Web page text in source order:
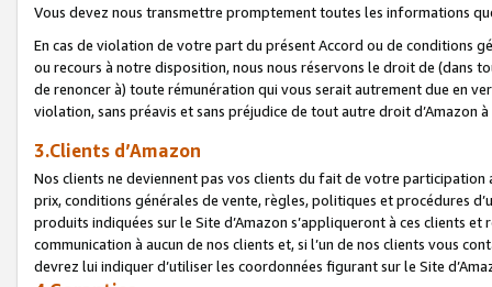
Vous devez nous transmettre promptement toutes les informations
En cas de violation de votre part du présent Accord ou de conditions
ou recours à notre disposition, nous nous réservons le droit de (dans
de renoncer à) toute rémunération qui vous serait autrement due en
violation, sans préavis et sans préjudice de tout autre droit
3.Clients d’Amazon
Nos clients ne deviennent pas vos clients du fait de votre
prix, conditions générales de vente, règles, politiques et procédures
produits indiquées sur le Site d’Amazon s’appliqueront à ces clients
communication à aucun de nos clients et, si l’un de nos clients vous
devrez lui indiquer d’utiliser les coordonnées figurant sur le Site